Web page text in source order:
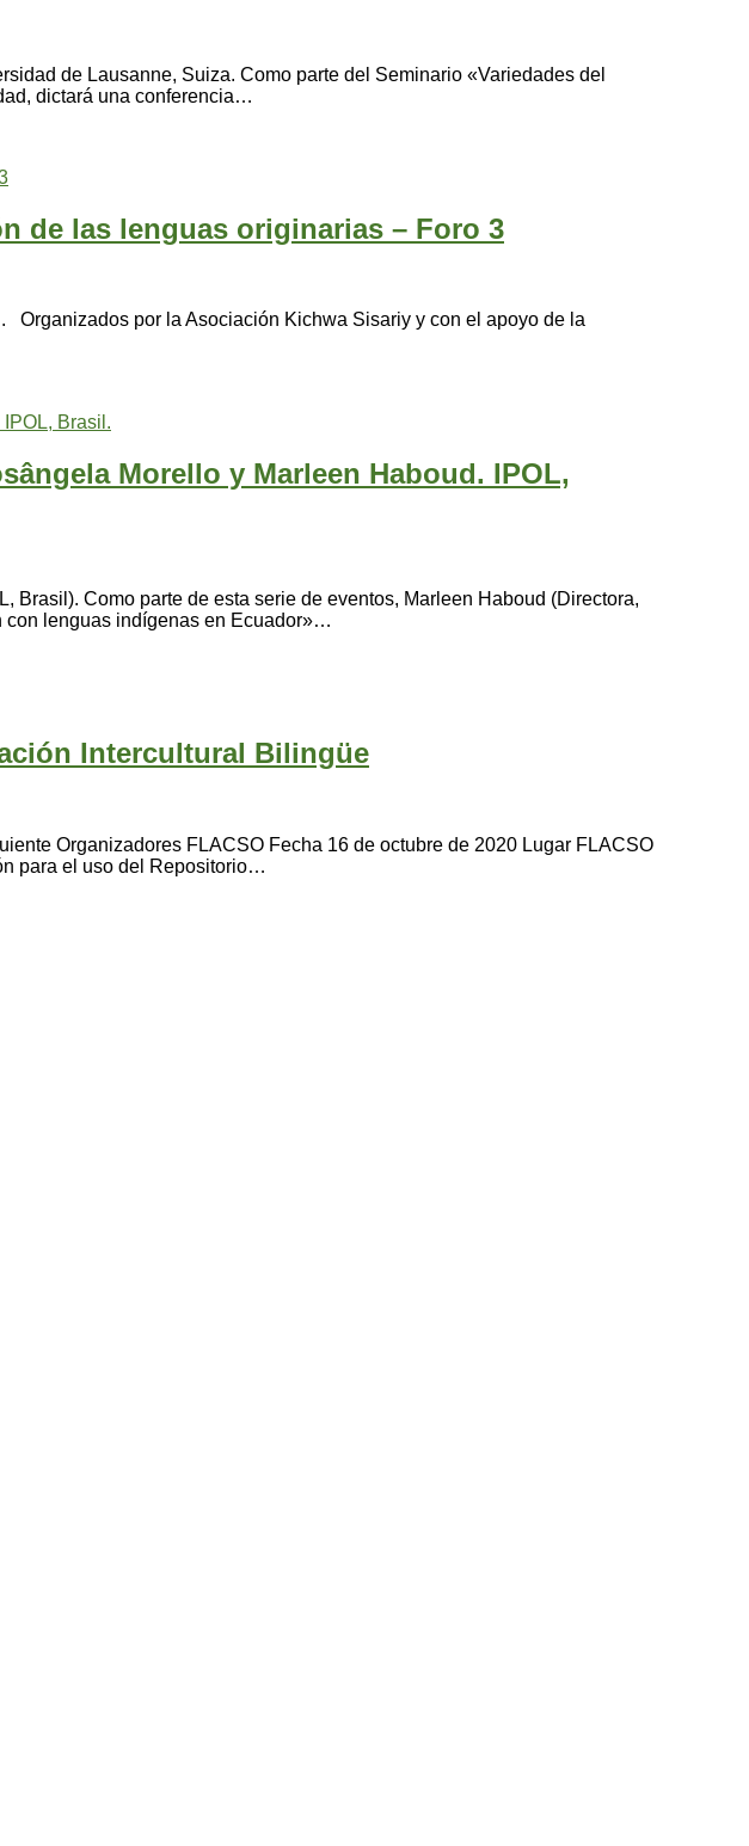
de Lausanne, Suiza. Como parte del Seminario «Variedades del
dictará una conferencia…
de las lenguas originarias – Foro 3
Organizados por la Asociación Kichwa Sisariy y con el apoyo de la
Morello y Marleen Haboud. IPOL,
Como parte de esta serie de eventos, Marleen Haboud (Directora,
con lenguas indígenas en Ecuador»…
Intercultural Bilingüe
Organizadores FLACSO Fecha 16 de octubre de 2020 Lugar FLACSO
para el uso del Repositorio…